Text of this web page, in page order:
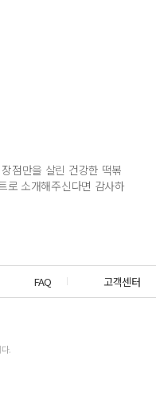
점만을 살린 건강한 떡볶
로 소개해주신다면 감사하
FAQ 고객센터
.